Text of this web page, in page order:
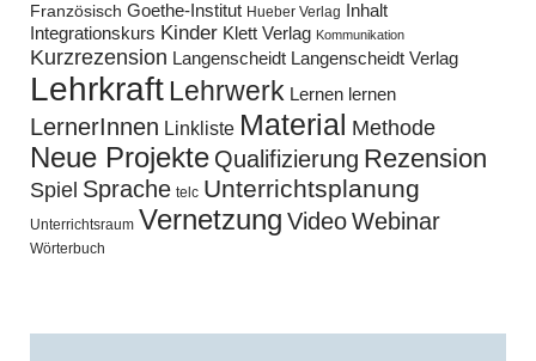
Französisch Goethe-Institut Hueber Verlag
Inhalt
Integrationskurs Kinder Klett Verlag Kommunikation
Kurzrezension Langenscheidt Langenscheidt Verlag
LehrkraftLehrwerk Lernen lernen
LernerInnen Linkliste Material Methode
Neue Projekte Qualifizierung Rezension
Spiel Sprache telc Unterrichtsplanung
Unterrichtsraum Vernetzung VideoWebinar
Wörterbuch